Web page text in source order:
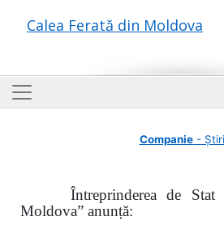
Calea Ferată din Moldova
Companie- Știri
Întreprinderea de Stat
Moldova” anunță: